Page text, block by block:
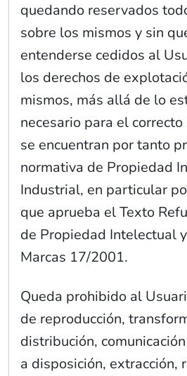
quedando reservados
sobre los mismos y sin
entenderse cedidos al
los derechos de
mismos, más allá de lo
necesario para el
se encuentran por tanto
normativa de Propiedad
Industrial, en particular
que aprueba el Texto
de Propiedad Intelectual
Marcas 17/2001.
Queda prohibido al
de reproducción,
distribución,
a disposición, extracción,